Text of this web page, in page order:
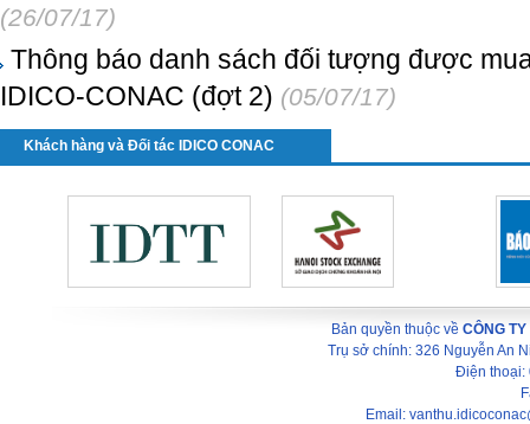
(26/07/17)
Thông báo danh sách đối tượng được
IDICO-CONAC (đợt 2) (05/07/17)
Khách hàng và Đối tác IDICO CONAC
Bản quyền thuộc về CÔNG
Trụ sở chính: 326 Nguyễn An
Điện thoại:
Email: